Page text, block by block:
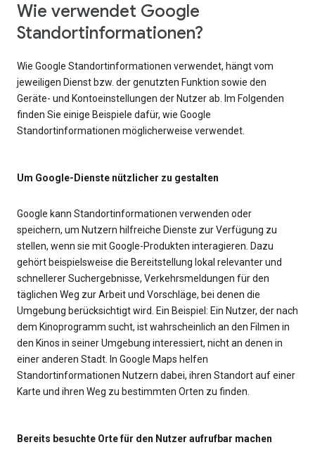
Wie verwendet Google
Standortinformationen?
Wie Google Standortinformationen verwendet, hängt vom
jeweiligen Dienst bzw. der genutzten Funktion sowie den
Geräte- und Kontoeinstellungen der Nutzer ab. Im Folgenden
finden Sie einige Beispiele dafür, wie Google
Standortinformationen möglicherweise verwendet.
Um Google-Dienste nützlicher zu gestalten
Google kann Standortinformationen verwenden oder
speichern, um Nutzern hilfreiche Dienste zur Verfügung zu
stellen, wenn sie mit Google-Produkten interagieren. Dazu
gehört beispielsweise die Bereitstellung lokal relevanter und
schnellerer Suchergebnisse, Verkehrsmeldungen für den
täglichen Weg zur Arbeit und Vorschläge, bei denen die
Umgebung berücksichtigt wird. Ein Beispiel: Ein Nutzer, der nach
dem Kinoprogramm sucht, ist wahrscheinlich an den Filmen in
den Kinos in seiner Umgebung interessiert, nicht an denen in
einer anderen Stadt. In Google Maps helfen
Standortinformationen Nutzern dabei, ihren Standort auf einer
Karte und ihren Weg zu bestimmten Orten zu finden.
Bereits besuchte Orte für den Nutzer aufrufbar machen